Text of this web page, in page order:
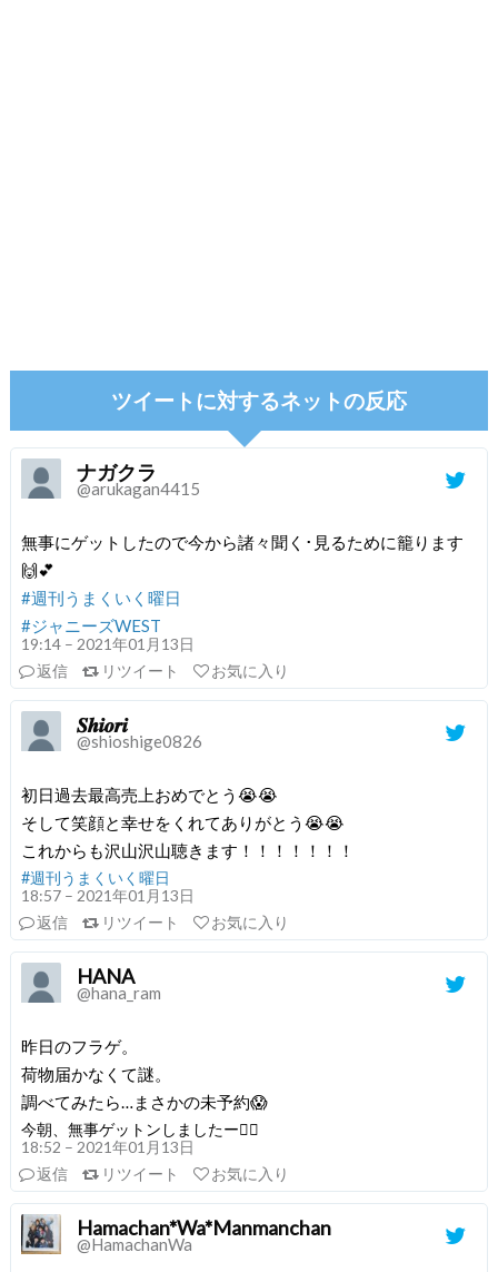
ツイートに対するネットの反応
ナガクラ
@arukagan4415
無事にゲットしたので今から諸々聞く･見るために籠ります
🙌💕
#週刊うまくいく曜日
#ジャニーズWEST
19:14 – 2021年01月13日
返信
リツイート お気に入り
𝑺𝒉𝒊𝒐𝒓𝒊
@shioshige0826
初日過去最高売上おめでとう😭😭
そして笑顔と幸せをくれてありがとう😭😭
これからも沢山沢山聴きます！！！！！！！
#週刊うまくいく曜日
18:57 – 2021年01月13日
返信
リツイート お気に入り
HANA
@hana_ram
昨日のフラゲ。
荷物届かなくて謎。
調べてみたら…まさかの未予約😱
今朝、無事ゲットンしましたー🙆‍♀️
18:52 – 2021年01月13日
返信
リツイート お気に入り
Hamachan*Wa*Manmanchan
@HamachanWa